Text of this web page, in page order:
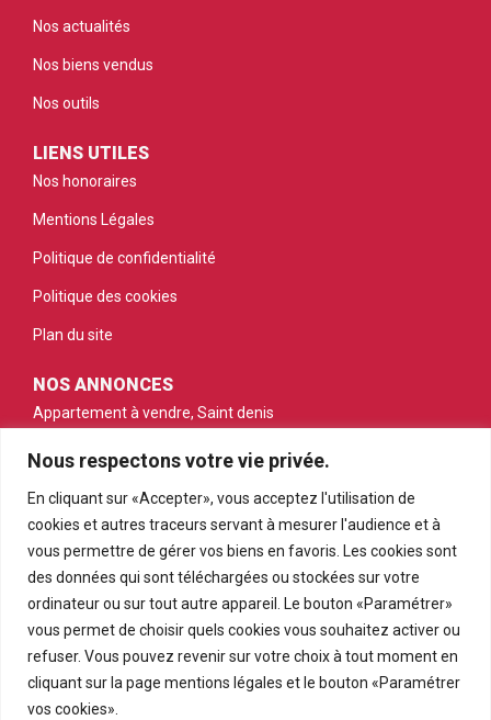
Nous respectons votre vie privée.
En cliquant sur «Accepter», vous acceptez l'utilisation de
cookies et autres traceurs servant à mesurer l'audience et à
vous permettre de gérer vos biens en favoris. Les cookies sont
des données qui sont téléchargées ou stockées sur votre
ordinateur ou sur tout autre appareil. Le bouton «Paramétrer»
vous permet de choisir quels cookies vous souhaitez activer ou
refuser. Vous pouvez revenir sur votre choix à tout moment en
cliquant sur la page mentions légales et le bouton «Paramétrer
vos cookies».
Nos actualités
Nos biens vendus
Nos outils
LIENS UTILES
Nos honoraires
Mentions Légales
Politique de confidentialité
Politique des cookies
Plan du site
NOS ANNONCES
Appartement à vendre, Saint denis
Maison à vendre, Saint denis
Appartement à vendre, Saint gilles les bains
Appartement à vendre, Saint pierre
Terrain à vendre, Petite ile